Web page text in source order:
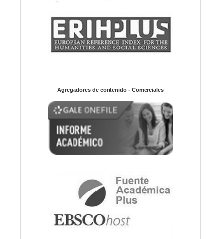
Agregadores de contenido - Comerciales